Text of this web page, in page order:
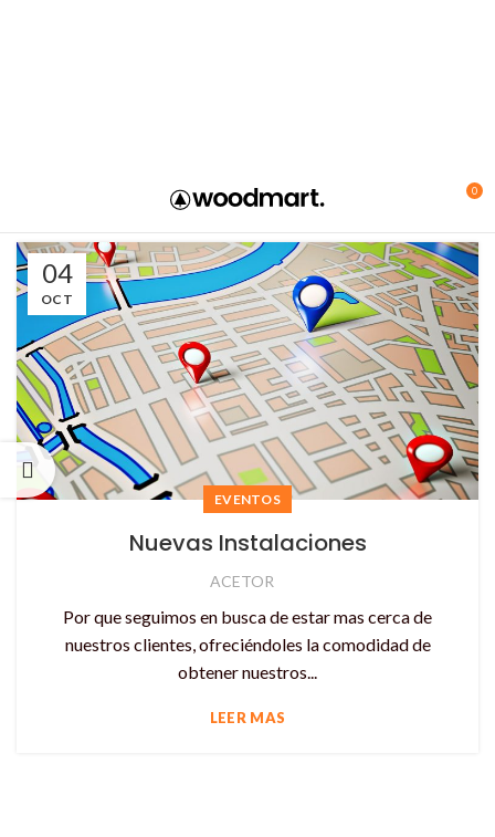
0
04
OCT
EVENTOS
Nuevas Instalaciones
ACETOR
Por que seguimos en busca de estar mas cerca de
nuestros clientes, ofreciéndoles la comodidad de
obtener nuestros...
LEER MAS